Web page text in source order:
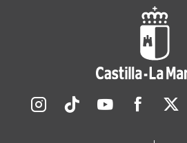
Redes sociales JCCM